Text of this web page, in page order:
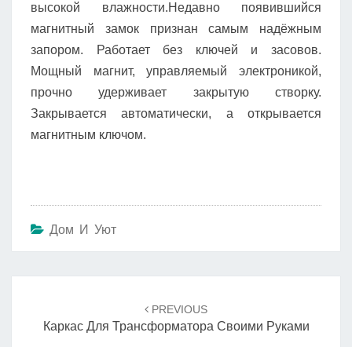
высокой влажности.Недавно появившийся
магнитный замок признан самым надёжным
запором. Работает без ключей и засовов.
Мощный магнит, управляемый электроникой,
прочно удерживает закрытую створку.
Закрывается автоматически, а открывается
магнитным ключом.
Дом И Уют
записям
PREVIOUS
Каркас Для Трансформатора Своими Руками